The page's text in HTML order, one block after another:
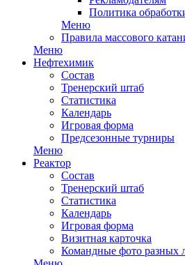
Политика
Меню
Правила массового
Меню
Нефтехимик
Состав
Тренерский штаб
Статистика
Календарь
Игровая форма
Предсезонные турниры
Меню
Реактор
Состав
Тренерский штаб
Статистика
Календарь
Игровая форма
Визитная карточка
Командные фото разных